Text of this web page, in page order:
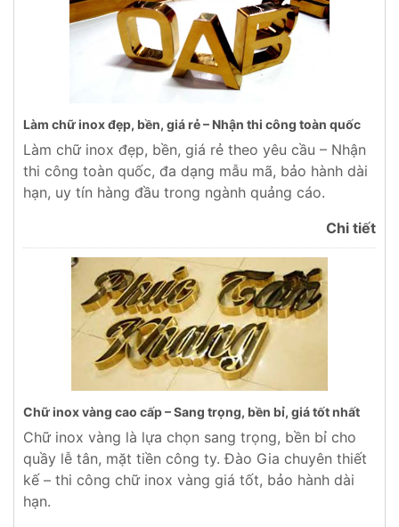
Làm chữ inox đẹp, bền, giá rẻ – Nhận thi công toàn quốc
Làm chữ inox đẹp, bền, giá rẻ theo yêu cầu – Nhận
thi công toàn quốc, đa dạng mẫu mã, bảo hành dài
hạn, uy tín hàng đầu trong ngành quảng cáo.
Chi tiết
Chữ inox vàng cao cấp – Sang trọng, bền bỉ, giá tốt nhất
Chữ inox vàng là lựa chọn sang trọng, bền bỉ cho
quầy lễ tân, mặt tiền công ty. Đào Gia chuyên thiết
kế – thi công chữ inox vàng giá tốt, bảo hành dài
hạn.